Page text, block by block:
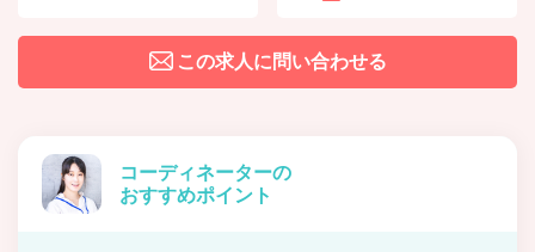
この求人に問い合わせる
コーディネーターの
おすすめポイント